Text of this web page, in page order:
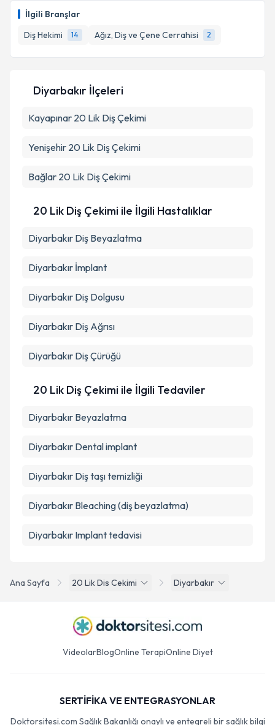
İlgili Branşlar
Diş Hekimi
14 Ağız, Diş ve Çene Cerrahisi 2
hazırlandığında e-posta ile bilgilendireceğiz.
E-posta Adresiniz
Metni'ni okudum ve kişisel verilerimin belirtilen
Ana Sayfa 20 Lik Dis Cekimi Diyarbakır
Diyarbakır İlçeleri
Kayapınar 20 Lik Diş Çekimi
Yenişehir 20 Lik Diş Çekimi
Bağlar 20 Lik Diş Çekimi
20 Lik Diş Çekimi ile İlgili Hastalıklar
Diyarbakır Diş Beyazlatma
Diyarbakır İmplant
Diyarbakır Diş Dolgusu
Diyarbakır Diş Ağrısı
Diyarbakır Diş Çürüğü
20 Lik Diş Çekimi ile İlgili Tedaviler
Diyarbakır Beyazlatma
Diyarbakır Dental implant
Diyarbakır Diş taşı temizliği
Diyarbakır Bleaching (diş beyazlatma)
Diyarbakır Implant tedavisi
VideolarBlogOnline TerapiOnline Diyet
SERTİFİKA VE ENTEGRASYONLAR
Doktorsitesi.com Sağlık Bakanlığı onaylı ve entegreli bir sağlık bilgi